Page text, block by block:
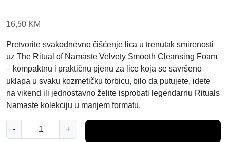
16,50 KM
Pretvorite svakodnevno čišćenje lica u trenutak smirenosti
uz The Ritual of Namaste Velvety Smooth Cleansing Foam
– kompaktnu i praktičnu pjenu za lice koja se savršeno
uklapa u svaku kozmetičku torbicu, bilo da putujete, idete
na vikend ili jednostavno želite isprobati legendarnu Rituals
Namaste kolekciju u manjem formatu.
-
I
+